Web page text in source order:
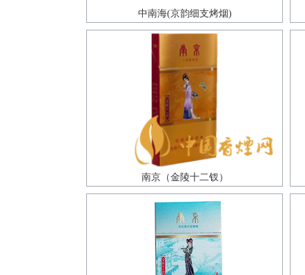
中南海(京韵细支烤烟)
南京（金陵十二钗）